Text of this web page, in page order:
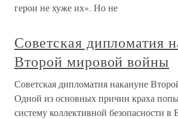
герои не хуже их». Но не
Советская дипломатия
Второй мировой войны
Советская дипломатия накануне
Одной из основных причин краха
систему коллективной безопасности в